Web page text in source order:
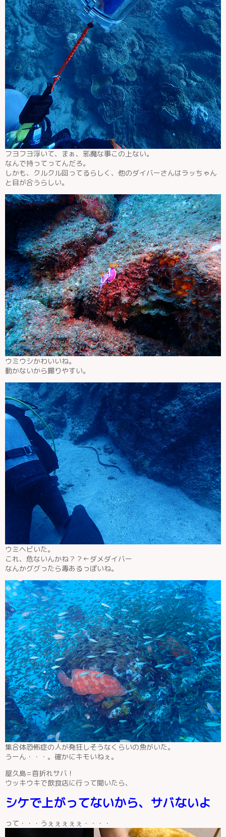
フヨフヨ浮いて、まぁ、邪魔な事この上ない。
なんで持ってってんだろ。
しかも、クルクル回ってるらしく、他のダイバーさんはラッちゃん
と目が合うらしい。
ウミウシかわいいね。
動かないから撮りやすい。
ウミヘビいた。
これ、危ないんかね？？←ダメダイバー
なんかググったら毒あるっぽいね。
集合体恐怖症の人が発狂しそうなくらいの魚がいた。
うーん・・・。確かにキモいねぇ。
屋久島=首折れサバ！
ウッキウキで飲食店に行って聞いたら、
シケで上がってないから、サバないよ
って・・・うぇぇぇぇぇ・・・・